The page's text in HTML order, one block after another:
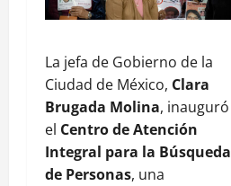
La jefa de Gobierno de la
Ciudad de México, Clara
Brugada Molina, inauguró
el Centro de Atención
Integral para la Búsqueda
de Personas, una